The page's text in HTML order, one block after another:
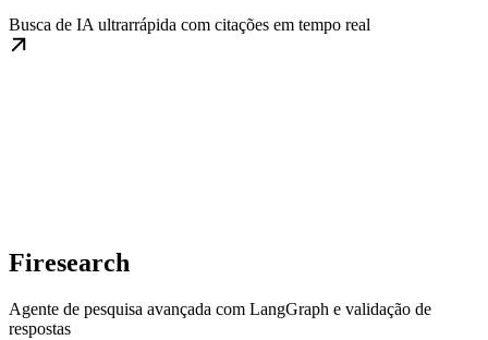
Busca de IA ultrarrápida com citações em tempo real
Firesearch
Agente de pesquisa avançada com LangGraph e validação de
respostas